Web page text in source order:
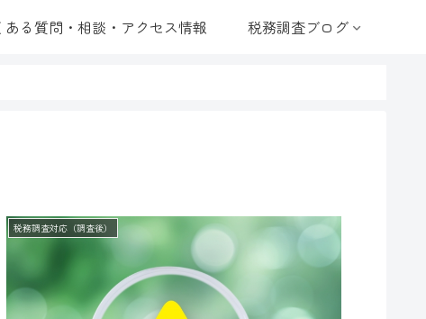
ある質問・相談・アクセス情報 税務調査ブログ
税務調査対応（調査後）